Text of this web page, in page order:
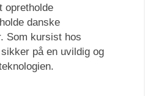
opretholde
danske
Som kursist hos
på en uvildig og